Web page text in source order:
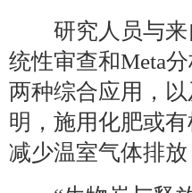
研究人员与来
统性审查和Meta
两种综合应用，
明，施用化肥或
减少温室气体排